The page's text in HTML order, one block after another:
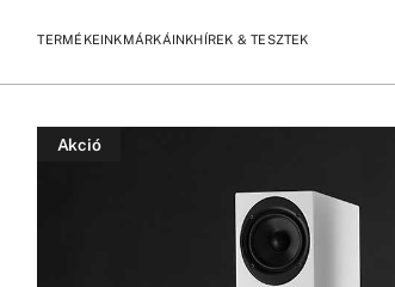
TERMÉKEINKMÁRKÁINKHÍREK & TESZTEK
Akció